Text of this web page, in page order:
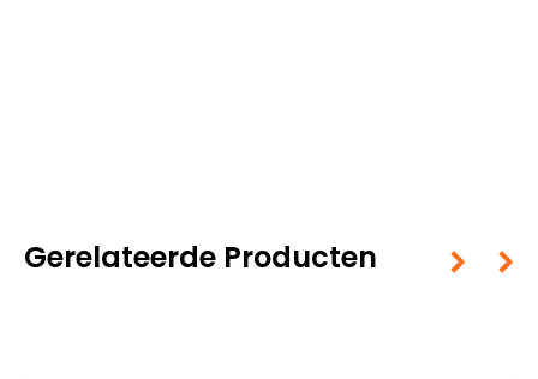
Gerelateerde Producten